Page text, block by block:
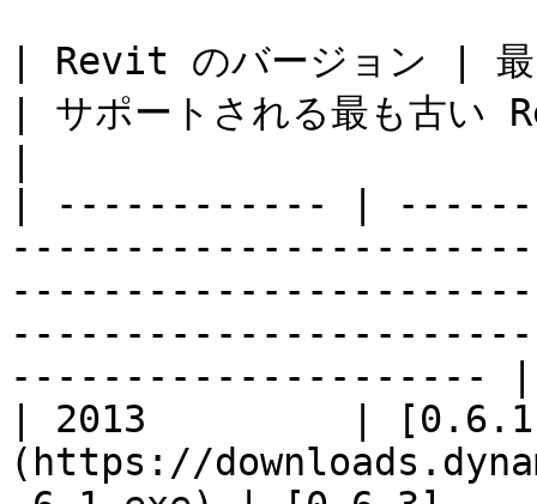
| Revit のバージョン | 最
| サポートされる最も古い
| ------------ |
--------------------- |
| 2013         |
(https://